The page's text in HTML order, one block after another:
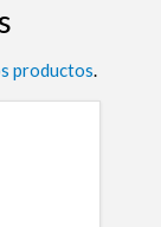
productos.